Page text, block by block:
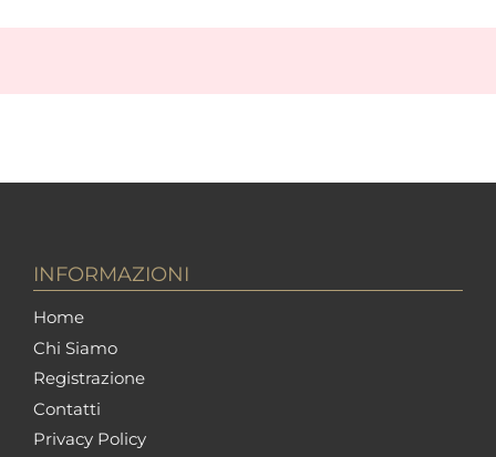
INFORMAZIONI
Home
Chi Siamo
Registrazione
Contatti
Privacy Policy